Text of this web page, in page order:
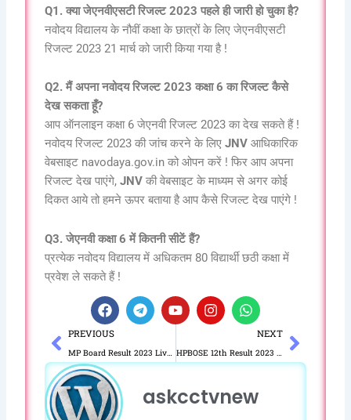
Q1. क्या जेएनवीएसटी रिजल्ट 2023 पहले ही जारी हो चुका है?
नवोदय विद्यालय के नौवीं कक्षा के छात्रों के लिए जेएनवीएसटी
रिजल्ट 2023 21 मार्च को जारी किया गया है !
Q2. मैं अपना नवोदय रिजल्ट 2023 कक्षा 6 का रिजल्ट कैसे
देख सकता हूँ?
आप ऑनलाइन कक्षा 6 जेएनवी रिजल्ट 2023 का देख सकते हैं !
नवोदय रिजल्ट 2023 की जांच करने के लिएJNV आधिकारिक
वेबसाइट navodaya.gov.in को ओपन करें ! फिर आप अपना
रिजल्ट देख पाएंगे,JNV की वेबसाइट के माध्यम से अगर कोई
दिकत आये तो हमने ऊपर बताया है आप कैसे रिजल्ट देख पाएंगे !
Q3. जेएनवी कक्षा 6 में कितनी सीटें हैं?
प्रत्येक नवोदय विद्यालय में अधिकतम 80 विद्यार्थी छठी कक्षा में
प्रवेश ले सकते हैं !
F
a
c
e
b
o
o
k
T
e
e
g
a
Y
o
t
u
e
I
n
t
a
r
W
h
t
s
p
Prev
PREVIOUS NEXTNext
askcctvnew